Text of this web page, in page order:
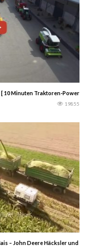
10 Minuten Traktoren-Power-Mix! ]
19855
– John Deere Häcksler und Traktoren